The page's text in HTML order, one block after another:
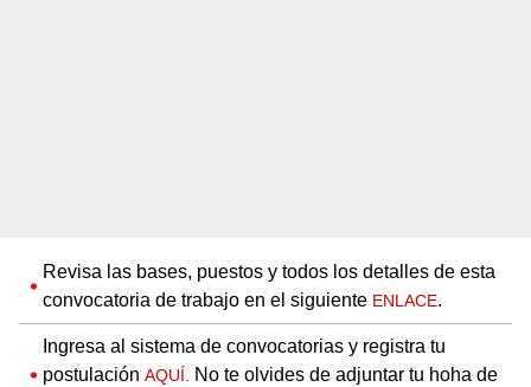
Revisa las bases, puestos y todos los detalles de esta
convocatoria de trabajo en el siguiente ENLACE.
Ingresa al sistema de convocatorias y registra tu
postulación AQUÍ.
No te olvides de adjuntar tu hoha de